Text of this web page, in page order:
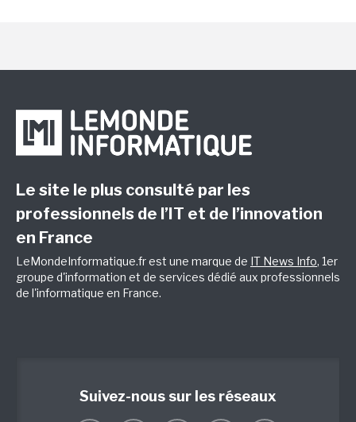
Le site le plus consulté par les
professionnels de l’IT et de l’innovation
en France
LeMondeInformatique.fr est une marque de IT News Info, 1er
groupe d'information et de services dédié aux professionnels
de l'informatique en France.
Suivez-nous sur les réseaux